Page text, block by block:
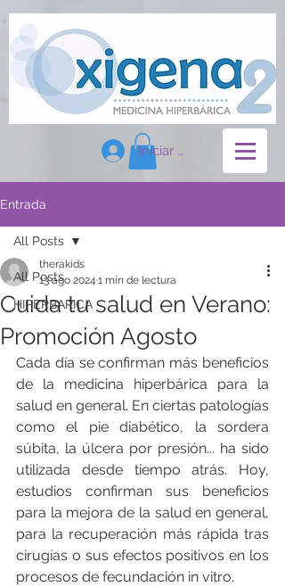
Reserva tu cita
Iniciar sesión
Entrada
All Posts
HIPERBARICA
All Posts
Cuida tu salud en Verano:
Promoción Agosto
therakids
13 ago 2024 1 min de lectura
Cada día se confirman más beneficios
de la medicina hiperbárica para la
salud en general. En ciertas patologías
como el pie diabético, la sordera
súbita, la úlcera por presión... ha sido
utilizada desde tiempo atrás. Hoy,
estudios confirman sus beneficios
para la mejora de la salud en general,
para la recuperación más rápida tras
cirugías o sus efectos positivos en los
procesos de fecundación in vitro.